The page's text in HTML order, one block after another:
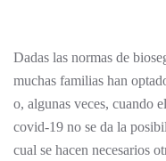
Dadas las normas de
muchas familias han
o, algunas veces, cuando
covid-19 no se da la
cual se hacen necesarios